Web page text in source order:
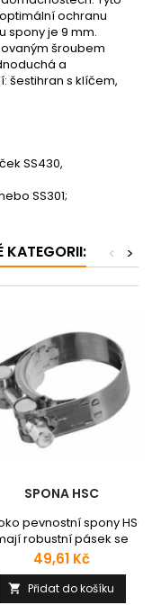
ochranu
spony je 9 mm.
šroubem
a
šestihran s klíčem,
SS430,
SS301;
KATEGORII: >
<
SPONA HSC
pevnostní spony HSC
robustní pásek se
hranami které
chrání hadici před
povrchu hadice.
Cena
49,61 Kč
 Přidat do košíku